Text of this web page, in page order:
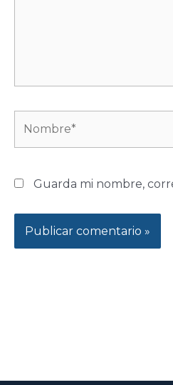
Guarda mi nombre,